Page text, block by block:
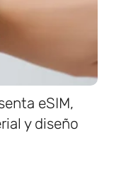
eSIM,
y diseño